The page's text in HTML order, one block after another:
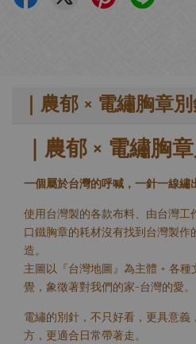
｜農郁 × 電繡胸章
｜農郁 × 電繡胸
一個屬於台灣的呼喊，一針一線繡
使用台灣製的各款布料、由台灣工
口鐵胸章的耗材沒有找到台灣製作
造。
主圖以『台灣地圖』為主體 + 各
覺，象徵著對我們的家–台灣的愛。
電繡的別針，不只好看，更具意
方，更適合日常帶著走。